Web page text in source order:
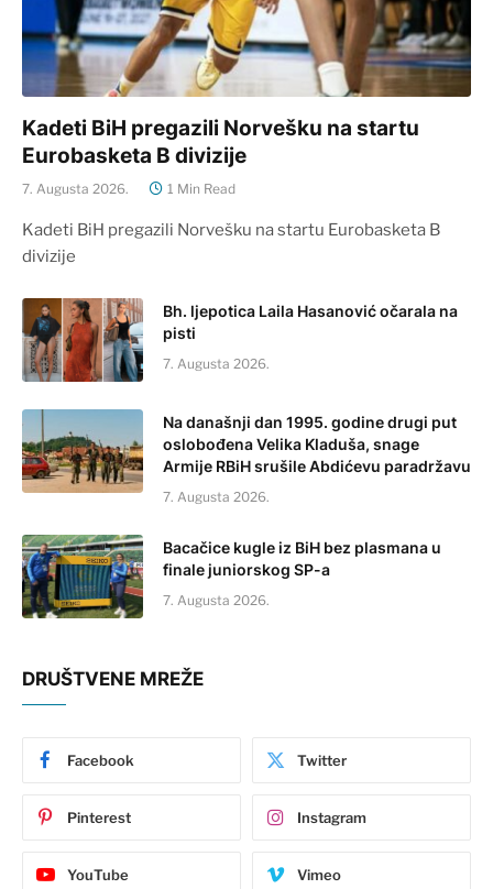
Kadeti BiH pregazili Norvešku na startu
Eurobasketa B divizije
7. Augusta 2026. 1 Min Read
Kadeti BiH pregazili Norvešku na startu Eurobasketa B
divizije
Bh. ljepotica Laila Hasanović očarala na
pisti
7. Augusta 2026.
Na današnji dan 1995. godine drugi put
oslobođena Velika Kladuša, snage
Armije RBiH srušile Abdićevu paradržavu
7. Augusta 2026.
Bacačice kugle iz BiH bez plasmana u
finale juniorskog SP-a
7. Augusta 2026.
DRUŠTVENE MREŽE
Facebook Twitter
Pinterest Instagram
YouTube Vimeo